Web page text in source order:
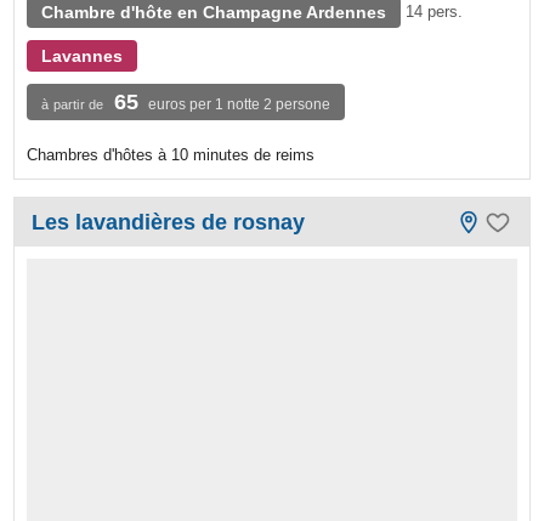
Chambre d'hôte en Champagne Ardennes 14 pers.
Lavannes
à partir de 65 euros per 1 notte 2 persone
Chambres d'hôtes à 10 minutes de reims
Les lavandières de rosnay